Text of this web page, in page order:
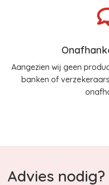
Aangezien wij geen
banken of
Advies nodig?